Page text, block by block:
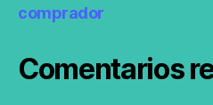
comprador
Comentarios